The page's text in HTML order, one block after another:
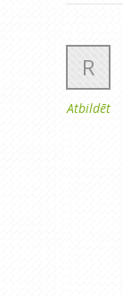
R
Atbildēt